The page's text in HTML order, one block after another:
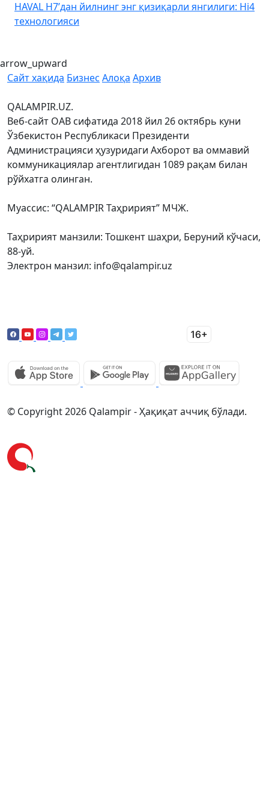
HAVAL H7’дан йилнинг энг қизиқарли янгилиги: Hi4
технологияси
arrow_upward
Сайт хақида Бизнес Алоқа Архив
QALAMPIR.UZ.
Веб-сайт ОАВ сифатида 2018 йил 26 октябрь куни
Ўзбекистон Республикаси Президенти
Администрацияси ҳузуридаги Ахборот ва оммавий
коммуникациялар агентлигидан 1089 рақам билан
рўйхатга олинган.
Муассис: “QALAMPIR Таҳририят” МЧЖ.
Таҳририят манзили: Тошкент шаҳри, Беруний кўчаси,
88-уй.
Электрон манзил: info@qalampir.uz
© Copyright 2026 Qalampir - Ҳақиқат аччиқ бўлади.